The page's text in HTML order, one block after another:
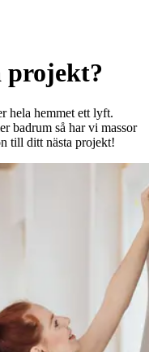
projekt?
hela hemmet ett lyft.
badrum så har vi massor
till ditt nästa projekt!